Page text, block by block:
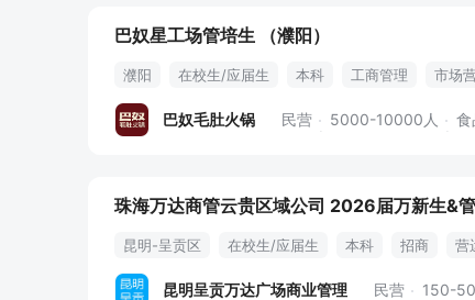
巴奴星工场管培生 （濮阳）
濮阳 在校生/应届生 本科 工商管理 市场
五险一金
巴奴毛肚火锅 民营 5000-10000人 食
珠海万达商管云贵区域公司 2026届万新生&
昆明-呈贡区 在校生/应届生 本科 招商 营
昆明呈贡万达广场商业管理 民营 150-